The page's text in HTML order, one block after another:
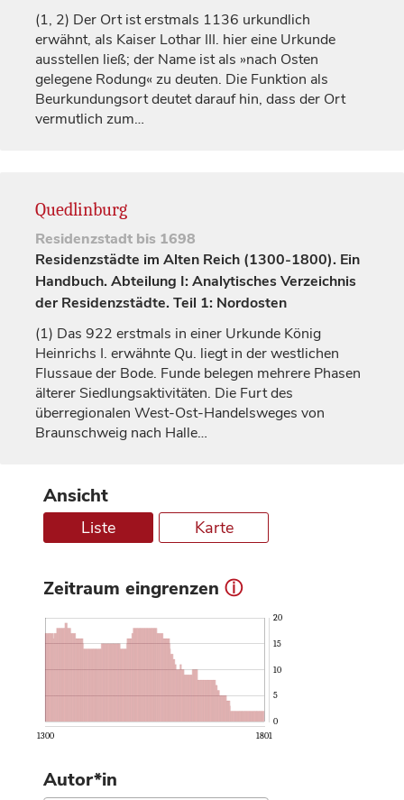
(1, 2) Der Ort ist erstmals 1136 urkundlich
erwähnt, als Kaiser Lothar III. hier eine Urkunde
ausstellen ließ; der Name ist als »nach Osten
gelegene Rodung« zu deuten. Die Funktion als
Beurkundungsort deutet darauf hin, dass der Ort
vermutlich zum…
Quedlinburg
Residenzstadt bis 1698
Residenzstädte im Alten Reich (1300-1800). Ein
Handbuch. Abteilung I: Analytisches Verzeichnis
der Residenzstädte. Teil 1: Nordosten
(1) Das 922 erstmals in einer Urkunde König
Heinrichs I. erwähnte Qu. liegt in der westlichen
Flussaue der Bode. Funde belegen mehrere Phasen
älterer Siedlungsaktivitäten. Die Furt des
überregionalen West-Ost-Handelsweges von
Braunschweig nach Halle…
Ansicht
Liste Karte
Zeitraum eingrenzen ⓘ
1300 1801
0
5
20
10
15
Autor*in